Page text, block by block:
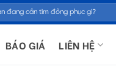
BÁO GIÁ LIÊN HỆ